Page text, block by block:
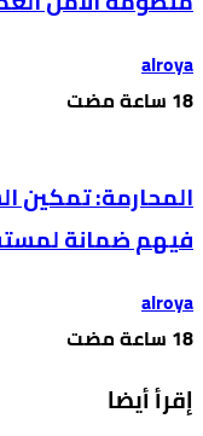
alroya
المحارمة: تمكين
فيهم ضمانة
alroya
إقرأ أيضا